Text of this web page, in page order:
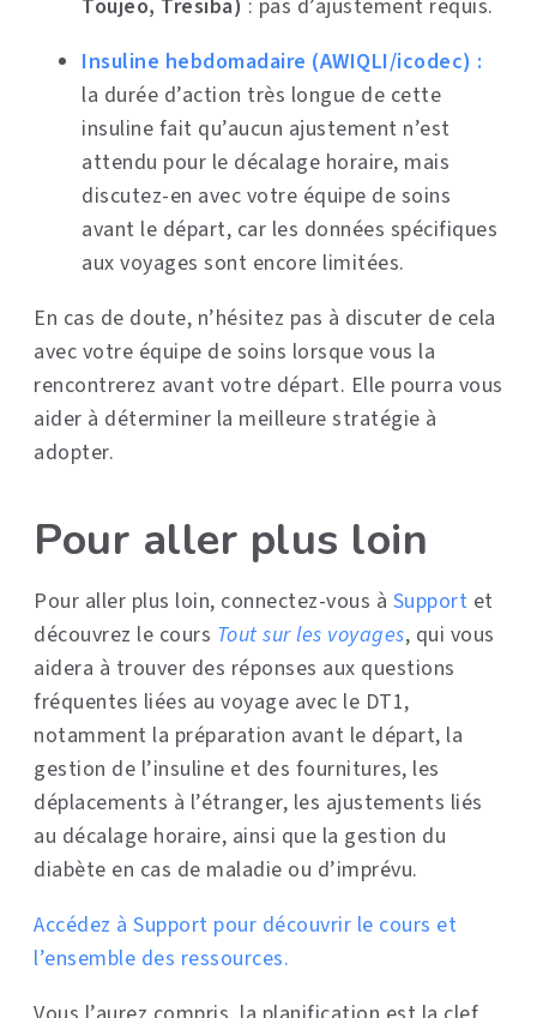
Toujeo, Tresiba) : pas d’ajustement requis.
Insuline hebdomadaire (AWIQLI/icodec) :
la durée d’action très longue de cette
insuline fait qu’aucun ajustement n’est
attendu pour le décalage horaire, mais
discutez-en avec votre équipe de soins
avant le départ, car les données spécifiques
aux voyages sont encore limitées.
En cas de doute, n’hésitez pas à discuter de cela
avec votre équipe de soins lorsque vous la
rencontrerez avant votre départ. Elle pourra vous
aider à déterminer la meilleure stratégie à
adopter.
Pour aller plus loin
Pour aller plus loin, connectez-vous à Support et
découvrez le cours Tout sur les voyages, qui vous
aidera à trouver des réponses aux questions
fréquentes liées au voyage avec le DT1,
notamment la préparation avant le départ, la
gestion de l’insuline et des fournitures, les
déplacements à l’étranger, les ajustements liés
au décalage horaire, ainsi que la gestion du
diabète en cas de maladie ou d’imprévu.
Accédez à Support pour découvrir le cours et
l’ensemble des ressources.